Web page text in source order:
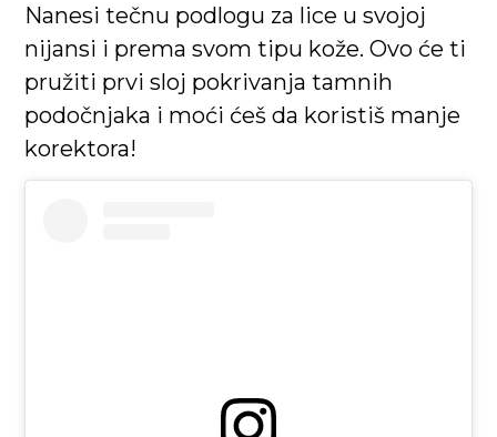
Nanesi tečnu podlogu za lice u svojoj
nijansi i prema svom tipu kože. Ovo će ti
pružiti prvi sloj pokrivanja tamnih
podočnjaka i moći ćeš da koristiš manje
korektora!